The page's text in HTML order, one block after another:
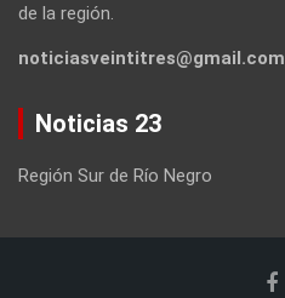
de la región.
noticiasveintitres@gmail.com
Noticias 23
Región Sur de Río Negro